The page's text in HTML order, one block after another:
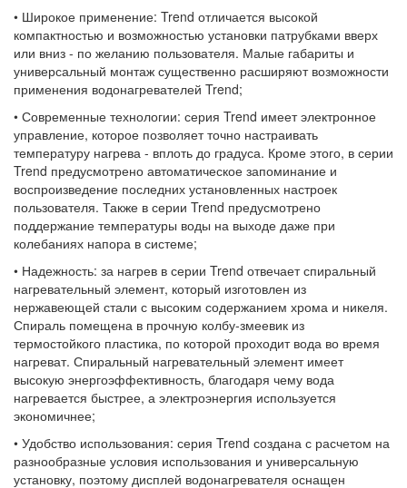
• Широкое применение: Trend отличается высокой
компактностью и возможностью установки патрубками вверх
или вниз - по желанию пользователя. Малые габариты и
универсальный монтаж существенно расширяют возможности
применения водонагревателей Trend;
• Современные технологии: серия Trend имеет электронное
управление, которое позволяет точно настраивать
температуру нагрева - вплоть до градуса. Кроме этого, в серии
Trend предусмотрено автоматическое запоминание и
воспроизведение последних установленных настроек
пользователя. Также в серии Trend предусмотрено
поддержание температуры воды на выходе даже при
колебаниях напора в системе;
• Надежность: за нагрев в серии Trend отвечает спиральный
нагревательный элемент, который изготовлен из
нержавеющей стали с высоким содержанием хрома и никеля.
Спираль помещена в прочную колбу-змеевик из
термостойкого пластика, по которой проходит вода во время
нагреват. Спиральный нагревательный элемент имеет
высокую энергоэффективность, благодаря чему вода
нагревается быстрее, а электроэнергия используется
экономичнее;
• Удобство использования: серия Trend создана с расчетом на
разнообразные условия использования и универсальную
установку, поэтому дисплей водонагревателя оснащен